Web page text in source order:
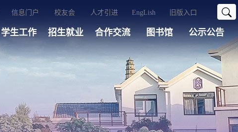
学生工作 招生就业 合作交流 图书馆 公示公告
信息门户 校友会 人才引进 EngLish 旧版入口